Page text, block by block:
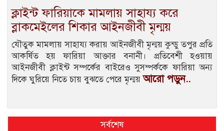
ক্লাইন্ট ফারিয়াকে মামলায় সাহায্য করে
ব্লাকমেইলের শিকার আইনজীবী মৃন্ময়
যৌতুক মামলায় সাহায্য করায় আইনজীবী মৃন্ময় কুন্ডু তপুর প্রতি
আকর্ষিত হয় ফারিয়া আক্তার বনানী। প্রতিবেশী হওয়ায়
আইনজীবী ক্লাইন্ট সম্পর্কের বাইরেও সুসম্পর্ককে ফারিয়া অন্য
দিকে ঘুরিয়ে নিতে চায় বুঝতে পেরে মৃন্ময়আরো পড়ুন..
সর্বশেষ